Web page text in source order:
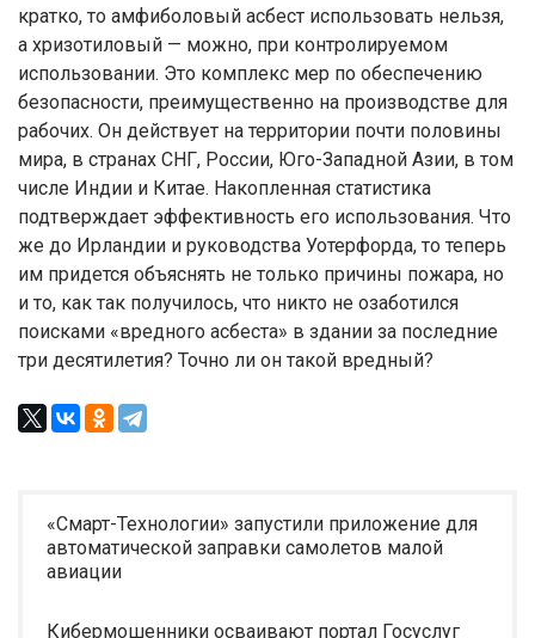
кратко, то амфиболовый асбест использовать нельзя,
а хризотиловый — можно, при контролируемом
использовании. Это комплекс мер по обеспечению
безопасности, преимущественно на производстве для
рабочих. Он действует на территории почти половины
мира, в странах СНГ, России, Юго-Западной Азии, в том
числе Индии и Китае. Накопленная статистика
подтверждает эффективность его использования. Что
же до Ирландии и руководства Уотерфорда, то теперь
им придется объяснять не только причины пожара, но
и то, как так получилось, что никто не озаботился
поисками «вредного асбеста» в здании за последние
три десятилетия? Точно ли он такой вредный?
«Смарт-Технологии» запустили приложение для
автоматической заправки самолетов малой
авиации
Кибермошенники осваивают портал Госуслуг